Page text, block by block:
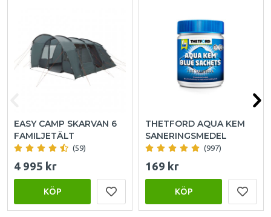
EASY CAMP SKARVAN 6
FAMILJETÄLT
(59)
4 995 kr
KÖP
THETFORD AQUA KEM
SANERINGSMEDEL
(997)
169 kr
KÖP